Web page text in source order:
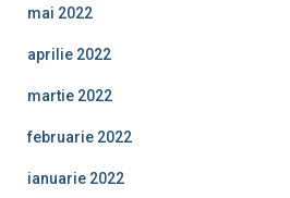
mai 2022
aprilie 2022
martie 2022
februarie 2022
ianuarie 2022